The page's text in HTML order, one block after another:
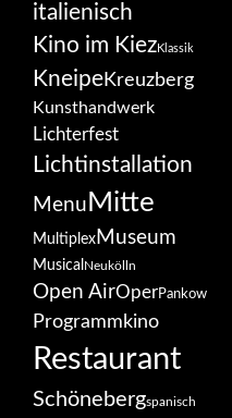
italienisch
Kino im KiezKlassik
KneipeKreuzberg
Kunsthandwerk
Lichterfest
Lichtinstallation
Menu Mitte
Multiplex Museum
Musical Neukölln
Open AirOperPankow
Programmkino
Restaurant
Schönebergspanisch